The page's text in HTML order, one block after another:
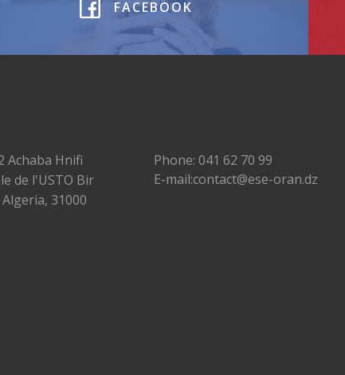
FACEBOOK
Achaba Hnifi
de l'USTO Bir
31000
Phone: 041 62 70 99
E-mail:contact@ese-oran.dz